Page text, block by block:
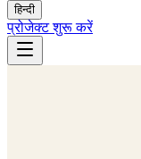
हिन्दी
प्रोजेक्ट शुरू करें